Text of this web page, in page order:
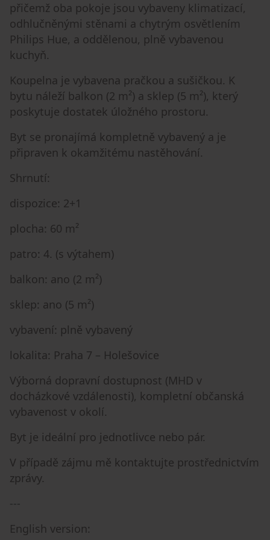
přičemž oba pokoje jsou vybaveny klimatizací,
odhlučněnými stěnami a chytrým osvětlením
Philips Hue, a oddělenou, plně vybavenou
kuchyň.
Koupelna je vybavena pračkou a sušičkou. K
bytu náleží balkon (2 m²) a sklep (5 m²), který
poskytuje dostatek úložného prostoru.
Byt se pronajímá kompletně vybavený a je
připraven k okamžitému nastěhování.
Shrnutí:
dispozice: 2+1
plocha: 60 m²
patro: 4. (s výtahem)
balkon: ano (2 m²)
sklep: ano (5 m²)
vybavení: plně vybavený
lokalita: Praha 7 – Holešovice
Výborná dopravní dostupnost (MHD v
docházkové vzdálenosti), kompletní občanská
vybavenost v okolí.
Byt je ideální pro jednotlivce nebo pár.
V případě zájmu mě kontaktujte prostřednictvím
zprávy.
---
English version: